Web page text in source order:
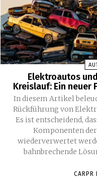
Elektroautos
Kreislauf: Ein neuer
In diesem Artikel
Rückführung von
Es ist entscheidend,
Komponenten
wiederverwertet
bahnbrechende
CARPR